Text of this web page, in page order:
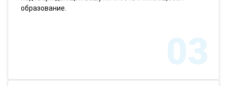
образование.
03